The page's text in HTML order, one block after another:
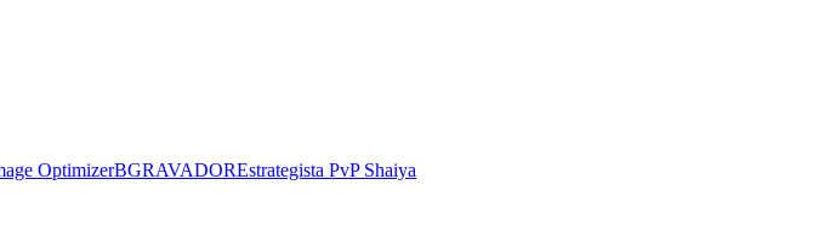
OptimizerBGRAVADOREstrategista PvP Shaiya